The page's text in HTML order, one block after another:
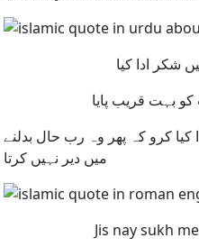
شکر ادا کیا
بہت قریب پایا
کرو کہ پھر وہ رب حال بدلنے
میں دیر نہیں کرتا
Jis nay sukh